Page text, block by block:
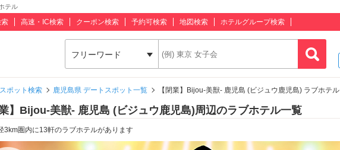
テル
高速・IC検索 クーポン検索 予約可検索 地図検索 ホテルグループ検索
フリーワード
ポット検索 鹿児島県 デートスポット一覧 【閉業】Bijou-美獣- 鹿児島 (ビジュウ鹿児島) ラブホテル
業】Bijou-美獣- 鹿児島 (ビジュウ鹿児島)周辺のラブホテル一覧
3km圏内に13軒のラブホテルがあります